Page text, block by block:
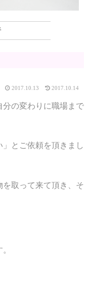
2017.10.13 2017.10.14
分の変わりに職場まで
とご依頼を頂きまし
取って来て頂き、そ